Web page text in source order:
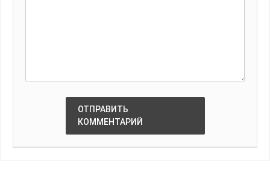
ОТПРАВИТЬ
КОММЕНТАРИЙ